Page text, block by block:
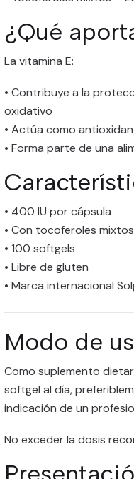
¿Qué
La vitamina E:
• Contribuye a la
oxidativo
• Actúa como
• Forma parte de una
• 400 IU por cápsula
• Con tocoferoles mixtos
• 100 softgels
• Libre de gluten
• Marca internacional
Modo de
Como suplemento
softgel al día,
indicación de un
No exceder la dosis